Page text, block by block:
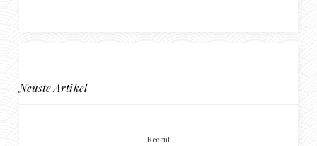
Neuste Artikel
Recent